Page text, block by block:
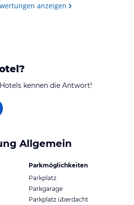
anzeigen
kennen die Antwort!
Allgemein
Parkmöglichkeiten
Parkplatz
Parkgarage
Parkplatz überdacht